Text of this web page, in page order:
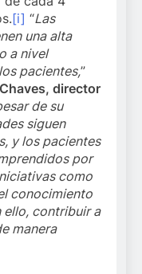
[i] “Las
una alta
a nivel
pacientes,”
director
de su
siguen
y los pacientes
por
como
conocimiento
ello, contribuir a
manera